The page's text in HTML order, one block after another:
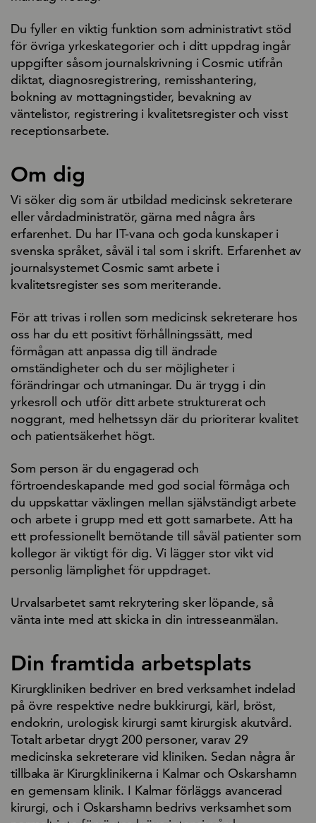
Du fyller en viktig funktion som administrativt stöd
för övriga yrkeskategorier och i ditt uppdrag ingår
uppgifter såsom journalskrivning i Cosmic utifrån
diktat, diagnosregistrering, remisshantering,
bokning av mottagningstider, bevakning av
väntelistor, registrering i kvalitetsregister och visst
receptionsarbete.
Om dig
Vi söker dig som är utbildad medicinsk sekreterare
eller vårdadministratör, gärna med några års
erfarenhet. Du har IT-vana och goda kunskaper i
svenska språket, såväl i tal som i skrift. Erfarenhet av
journalsystemet Cosmic samt arbete i
kvalitetsregister ses som meriterande.
För att trivas i rollen som medicinsk sekreterare hos
oss har du ett positivt förhållningssätt, med
förmågan att anpassa dig till ändrade
omständigheter och du ser möjligheter i
förändringar och utmaningar. Du är trygg i din
yrkesroll och utför ditt arbete strukturerat och
noggrant, med helhetssyn där du prioriterar kvalitet
och patientsäkerhet högt.
Som person är du engagerad och
förtroendeskapande med god social förmåga och
du uppskattar växlingen mellan självständigt arbete
och arbete i grupp med ett gott samarbete. Att ha
ett professionellt bemötande till såväl patienter som
kollegor är viktigt för dig. Vi lägger stor vikt vid
personlig lämplighet för uppdraget.
Urvalsarbetet samt rekrytering sker löpande, så
vänta inte med att skicka in din intresseanmälan.
Din framtida arbetsplats
Kirurgkliniken bedriver en bred verksamhet indelad
på övre respektive nedre bukkirurgi, kärl, bröst,
endokrin, urologisk kirurgi samt kirurgisk akutvård.
Totalt arbetar drygt 200 personer, varav 29
medicinska sekreterare vid kliniken. Sedan några år
tillbaka är Kirurgklinikerna i Kalmar och Oskarshamn
en gemensam klinik. I Kalmar förläggs avancerad
kirurgi, och i Oskarshamn bedrivs verksamhet som